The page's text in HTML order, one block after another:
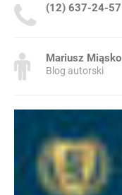
(12) 637-24-57
Mariusz Miąsko
Blog autorski